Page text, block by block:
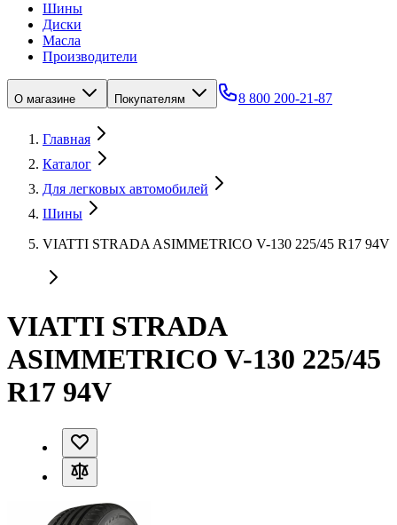
Шины
Диски
Масла
Производители
О магазине Покупателям 8 800 200-21-87
Главная
Каталог
Для легковых автомобилей
Шины
VIATTI STRADA ASIMMETRICO V-130 225/45 R17 94V
VIATTI STRADA
ASIMMETRICO V-130 225/45
R17 94V